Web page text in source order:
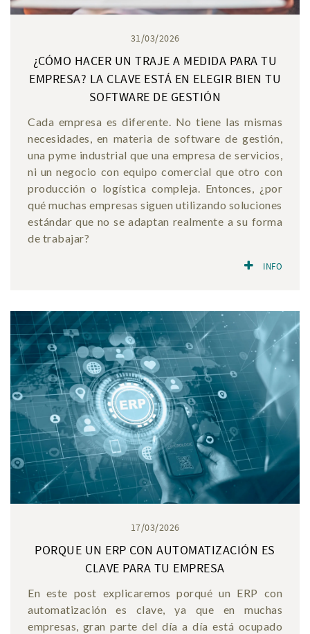
31/03/2026
¿CÓMO HACER UN TRAJE A MEDIDA PARA TU
EMPRESA? LA CLAVE ESTÁ EN ELEGIR BIEN TU
SOFTWARE DE GESTIÓN
Cada empresa es diferente. No tiene las mismas
necesidades, en materia de software de gestión,
una pyme industrial que una empresa de servicios,
ni un negocio con equipo comercial que otro con
producción o logística compleja. Entonces, ¿por
qué muchas empresas siguen utilizando soluciones
estándar que no se adaptan realmente a su forma
de trabajar?
INFO
17/03/2026
PORQUE UN ERP CON AUTOMATIZACIÓN ES
CLAVE PARA TU EMPRESA
En este post explicaremos porqué un ERP con
automatización es clave, ya que en muchas
empresas, gran parte del día a día está ocupado